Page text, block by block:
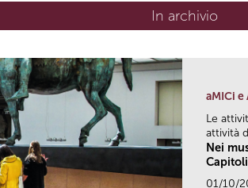
In archivio
aMICi
Le
attività
Nei
01/10/